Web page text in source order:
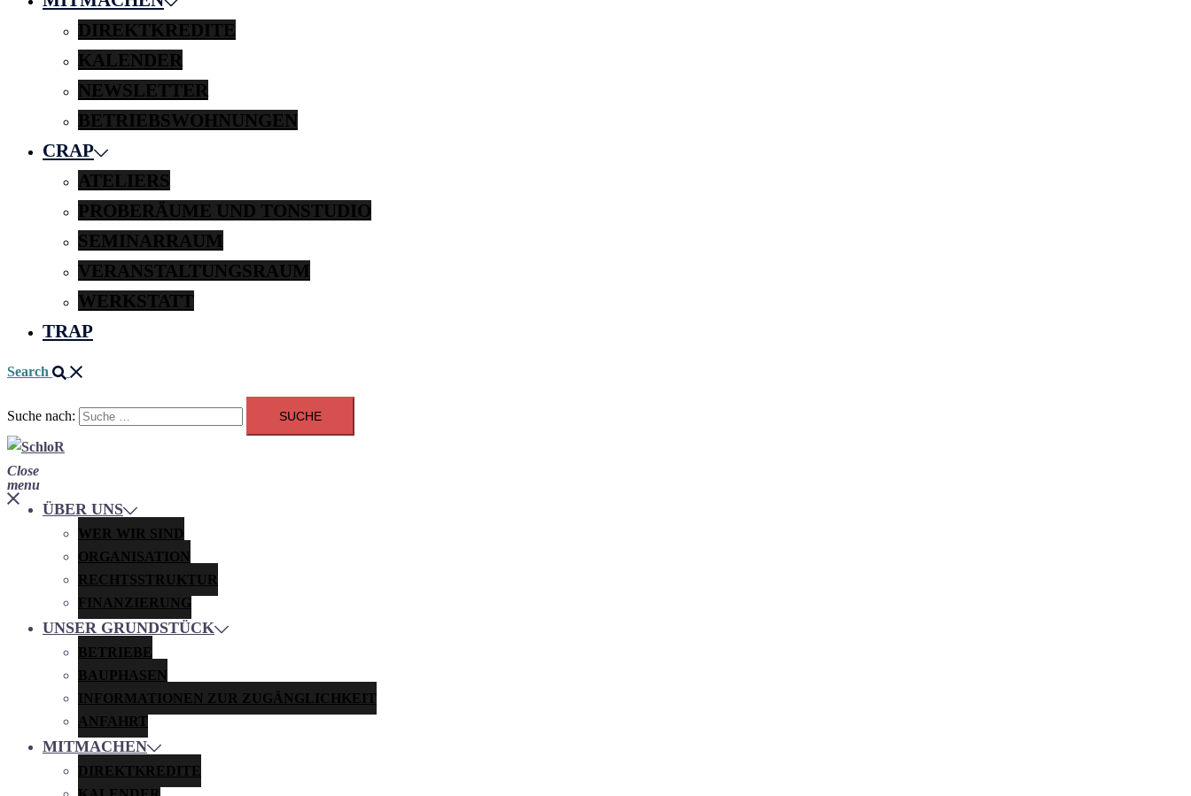
DIREKTKREDITE
KALENDER
NEWSLETTER
BETRIEBSWOHNUNGEN
CRAP
ATELIERS
PROBERÄUME UND TONSTUDIO
SEMINARRAUM
VERANSTALTUNGSRAUM
WERKSTATT
TRAP
Search
Suche nach:
Close
menu
ÜBER UNS
WER WIR SIND
ORGANISATION
RECHTSSTRUKTUR
FINANZIERUNG
UNSER GRUNDSTÜCK
BETRIEBE
BAUPHASEN
INFORMATIONEN ZUR ZUGÄNGLICHKEIT
ANFAHRT
MITMACHEN
DIREKTKREDITE